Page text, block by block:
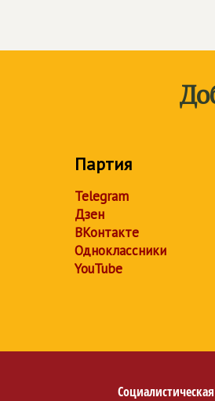
Партия
Telegram
Дзен
ВКонтакте
Одноклассники
YouTube